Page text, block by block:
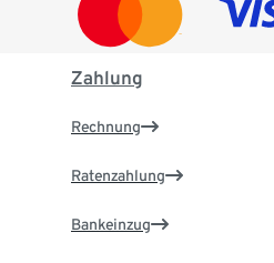
Zahlung
Rechnung
Ratenzahlung
Bankeinzug